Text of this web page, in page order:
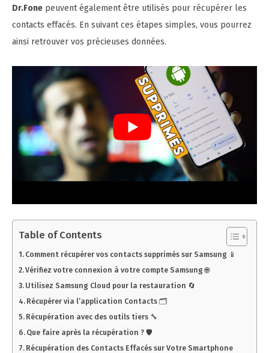
Dr.Fone peuvent également être utilisés pour récupérer les
contacts effacés. En suivant ces étapes simples, vous pourrez
ainsi retrouver vos précieuses données.
Table of Contents
Comment récupérer vos contacts supprimés sur Samsung 📱
Vérifiez votre connexion à votre compte Samsung 🌐
Utilisez Samsung Cloud pour la restauration 🔄
Récupérer via l’application Contacts 🗂️
Récupération avec des outils tiers 🔧
Que faire après la récupération ? 🛡️
Récupération des Contacts Effacés sur Votre Smartphone